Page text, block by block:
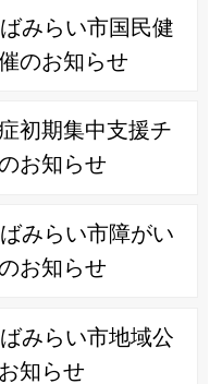
みらい市国民健
のお知らせ
初期集中支援チ
お知らせ
みらい市障がい
お知らせ
みらい市地域公
知らせ